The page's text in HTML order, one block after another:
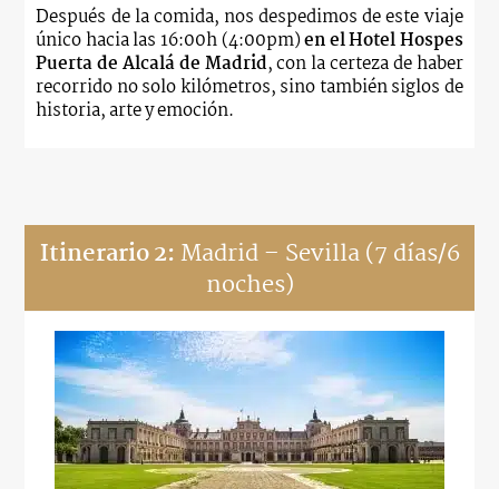
Después de la comida, nos despedimos de este viaje
único hacia las 16:00h (4:00pm)en elHotel Hospes
Puerta de Alcalá de Madrid, con la certeza de haber
recorrido no solo kilómetros, sino también siglos de
historia, arte y emoción.
Itinerario 2:Madrid – Sevilla(7 días/6
noches)